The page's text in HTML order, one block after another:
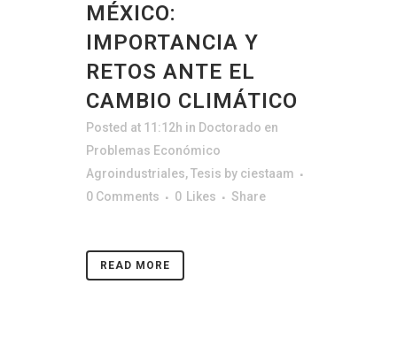
MÉXICO:
IMPORTANCIA Y
RETOS ANTE EL
CAMBIO CLIMÁTICO
Posted at 11:12h in Doctorado en
Problemas Económico
Agroindustriales,Tesis by ciestaam
0 Comments
0 Likes Share
READ MORE